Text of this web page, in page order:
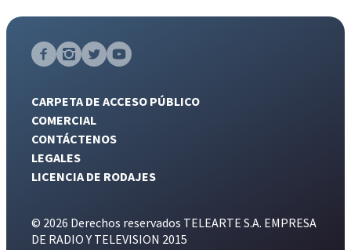
CARPETA DE ACCESO PÚBLICO
COMERCIAL
CONTÁCTENOS
LEGALES
LICENCIA DE RODAJES
© 2026 Derechos reservados TELEARTE S.A. EMPRESA
DE RADIO Y TELEVISION 2015